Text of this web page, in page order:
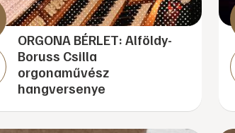
ORGONA BÉRLET: Alföldy-
Boruss Csilla
orgonaművész
hangversenye